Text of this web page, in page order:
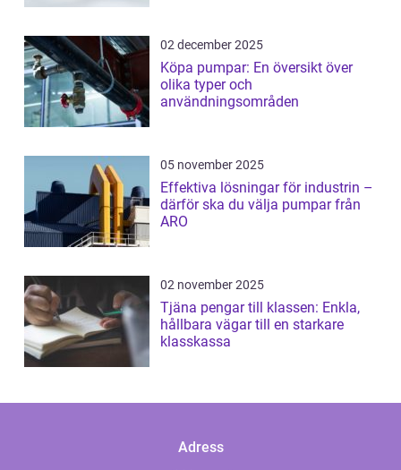
02 december 2025
Köpa pumpar: En översikt över
olika typer och
användningsområden
05 november 2025
Effektiva lösningar för industrin –
därför ska du välja pumpar från
ARO
02 november 2025
Tjäna pengar till klassen: Enkla,
hållbara vägar till en starkare
klasskassa
Adress